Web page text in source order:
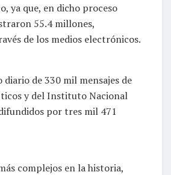
ya que, en dicho proceso
55.4 millones,
de los medios electrónicos.
diario de 330 mil mensajes de
y del Instituto Nacional
por tres mil 471
complejos en la historia,